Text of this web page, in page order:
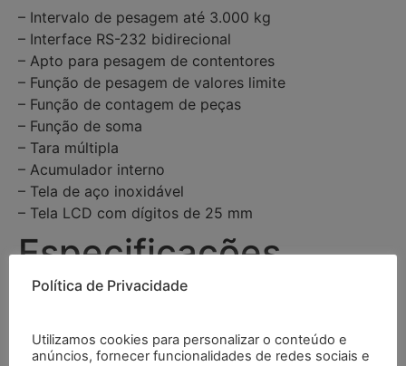
– Intervalo de pesagem até 3.000 kg
– Interface RS-232 bidirecional
– Apto para pesagem de contentores
– Função de pesagem de valores limite
– Função de contagem de peças
– Função de soma
– Tara múltipla
– Acumulador interno
– Tela de aço inoxidável
– Tela LCD com dígitos de 25 mm
Especificações
Política de Privacidade
Utilizamos cookies para personalizar o conteúdo e
anúncios, fornecer funcionalidades de redes sociais e